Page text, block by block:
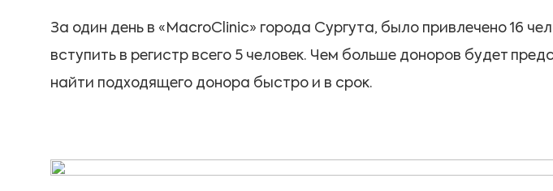
За один день в «MacroClinic» города Сургута, было привлечено 16
вступить в регистр всего 5 человек. Чем больше доноров будет
найти подходящего донора быстро и в срок.